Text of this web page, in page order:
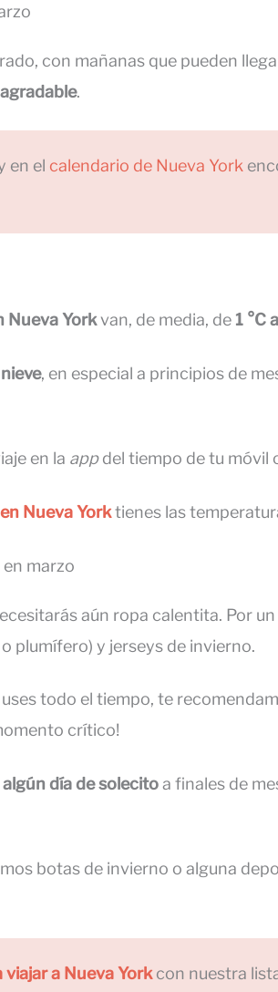
con mañanas que pueden
.
en el calendario de Nueva York
Nueva Yorkvan, de media, de 1 °C
, en especial a principios de
en la appdel tiempo de tu móvil
Nueva Yorktienes las
marzo
aún ropa calentita. Por un
plumífero) y jerseys de invierno.
todo el tiempo, te
crítico!
algún día de solecitoa finales de
botas de invierno o alguna
viajar a Nueva York con nuestra